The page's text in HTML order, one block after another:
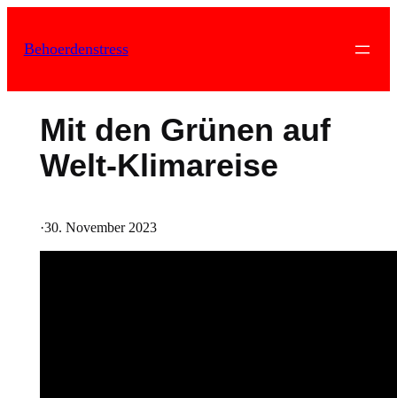
Inhalt
Behoerdenstress
Mit den Grünen auf
Welt-Klimareise
·30. November 2023